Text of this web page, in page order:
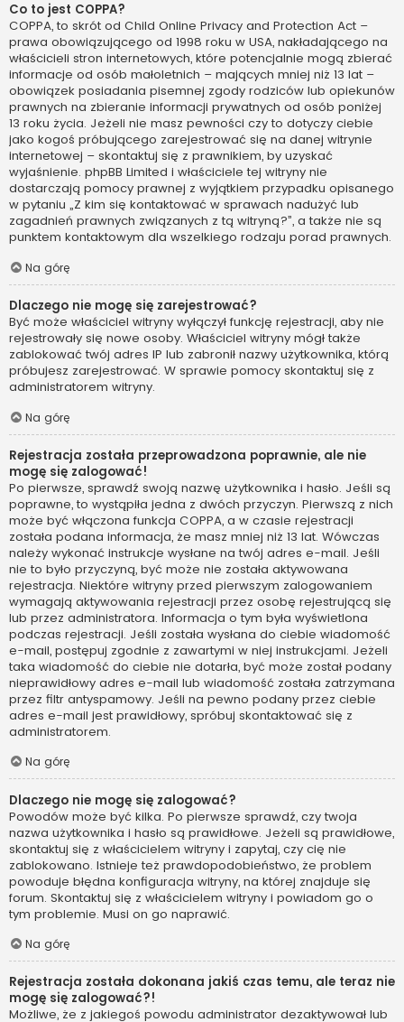
Co to jest COPPA?
COPPA, to skrót od Child Online Privacy and Protection Act –
prawa obowiązującego od 1998 roku w USA, nakładającego na
właścicieli stron internetowych, które potencjalnie mogą zbierać
informacje od osób małoletnich – mających mniej niż 13 lat –
obowiązek posiadania pisemnej zgody rodziców lub opiekunów
prawnych na zbieranie informacji prywatnych od osób poniżej
13 roku życia. Jeżeli nie masz pewności czy to dotyczy ciebie
jako kogoś próbującego zarejestrować się na danej witrynie
internetowej – skontaktuj się z prawnikiem, by uzyskać
wyjaśnienie. phpBB Limited i właściciele tej witryny nie
dostarczają pomocy prawnej z wyjątkiem przypadku opisanego
w pytaniu „Z kim się kontaktować w sprawach nadużyć lub
zagadnień prawnych związanych z tą witryną?”, a także nie są
punktem kontaktowym dla wszelkiego rodzaju porad prawnych.
Na górę
Dlaczego nie mogę się zarejestrować?
Być może właściciel witryny wyłączył funkcję rejestracji, aby nie
rejestrowały się nowe osoby. Właściciel witryny mógł także
zablokować twój adres IP lub zabronił nazwy użytkownika, którą
próbujesz zarejestrować. W sprawie pomocy skontaktuj się z
administratorem witryny.
Na górę
Rejestracja została przeprowadzona poprawnie, ale nie
mogę się zalogować!
Po pierwsze, sprawdź swoją nazwę użytkownika i hasło. Jeśli są
poprawne, to wystąpiła jedna z dwóch przyczyn. Pierwszą z nich
może być włączona funkcja COPPA, a w czasie rejestracji
została podana informacja, że masz mniej niż 13 lat. Wówczas
należy wykonać instrukcje wysłane na twój adres e-mail. Jeśli
nie to było przyczyną, być może nie została aktywowana
rejestracja. Niektóre witryny przed pierwszym zalogowaniem
wymagają aktywowania rejestracji przez osobę rejestrującą się
lub przez administratora. Informacja o tym była wyświetlona
podczas rejestracji. Jeśli została wysłana do ciebie wiadomość
e-mail, postępuj zgodnie z zawartymi w niej instrukcjami. Jeżeli
taka wiadomość do ciebie nie dotarła, być może został podany
nieprawidłowy adres e-mail lub wiadomość została zatrzymana
przez filtr antyspamowy. Jeśli na pewno podany przez ciebie
adres e-mail jest prawidłowy, spróbuj skontaktować się z
administratorem.
Na górę
Dlaczego nie mogę się zalogować?
Powodów może być kilka. Po pierwsze sprawdź, czy twoja
nazwa użytkownika i hasło są prawidłowe. Jeżeli są prawidłowe,
skontaktuj się z właścicielem witryny i zapytaj, czy cię nie
zablokowano. Istnieje też prawdopodobieństwo, że problem
powoduje błędna konfiguracja witryny, na której znajduje się
forum. Skontaktuj się z właścicielem witryny i powiadom go o
tym problemie. Musi on go naprawić.
Na górę
Rejestracja została dokonana jakiś czas temu, ale teraz nie
mogę się zalogować?!
Możliwe, że z jakiegoś powodu administrator dezaktywował lub